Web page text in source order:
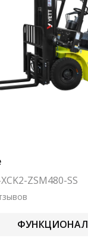
ZSM480-SS
ФУНКЦИОНАЛ